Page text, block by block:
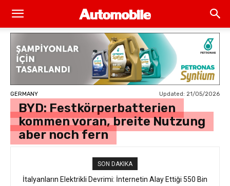
GERMANY Updated: 21/05/2026
BYD: Festkörperbatterien
kommen voran, breite Nutzung
aber noch fern
SON DAKIKA
İtalyanların Elektrikli Devrimi: İnternetin Alay Ettiği 550 Bin